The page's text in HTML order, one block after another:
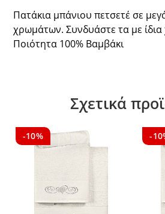
Πατάκια μπάνιου πετσετέ σε
χρωμάτων. Συνδυάστε τα με
Ποιότητα 100% Βαμβάκι
Σχετικά
-10% -